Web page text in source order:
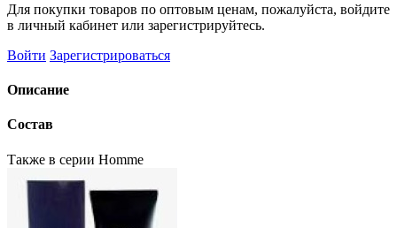
Для покупки товаров по оптовым ценам, пожалуйста, войдите
в личный кабинет или зарегистрируйтесь.
Войти Зарегистрироваться
Описание
Состав
Также в серии Homme